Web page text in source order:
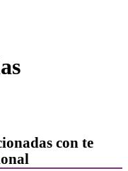
con te